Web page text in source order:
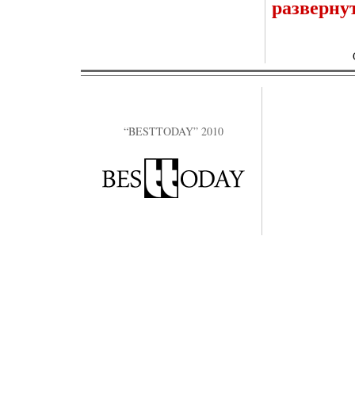
“BESTTODAY” 2010